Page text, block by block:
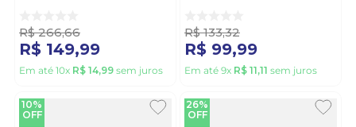
R$ 266,66
R$ 149,99
Em até 10x R$ 14,99 sem juros
R$ 133,32
R$ 99,99
Em até 9x R$ 11,11 sem juros
10%
OFF
26%
OFF